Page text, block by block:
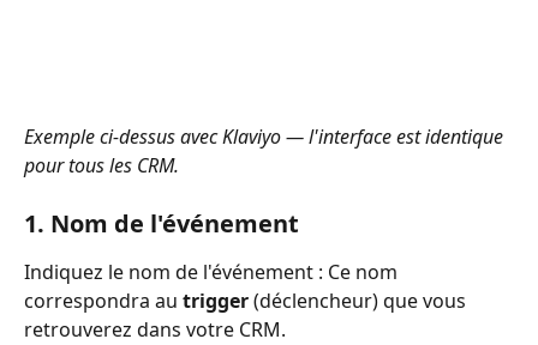
Exemple ci-dessus avec Klaviyo — l'interface est identique
pour tous les CRM.
1. Nom de l'événement
Indiquez le nom de l'événement : Ce nom
correspondra au trigger (déclencheur) que vous
retrouverez dans votre CRM.